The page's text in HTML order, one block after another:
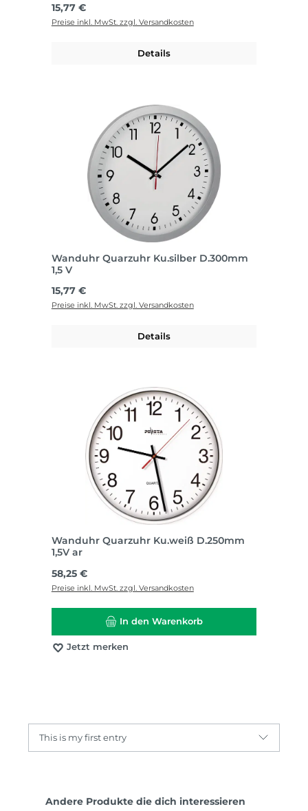
Regulärer Preis:
15,77 €
Preise inkl. MwSt. zzgl. Versandkosten
Details
Wanduhr Quarzuhr Ku.silber D.300mm
1,5 V
Regulärer Preis:
15,77 €
Preise inkl. MwSt. zzgl. Versandkosten
Details
Wanduhr Quarzuhr Ku.weiß D.250mm
1,5V ar
Regulärer Preis:
58,25 €
Preise inkl. MwSt. zzgl. Versandkosten
In den Warenkorb
Jetzt merken
This is my first entry
Produktgalerie überspringen
Andere Produkte die dich interessieren